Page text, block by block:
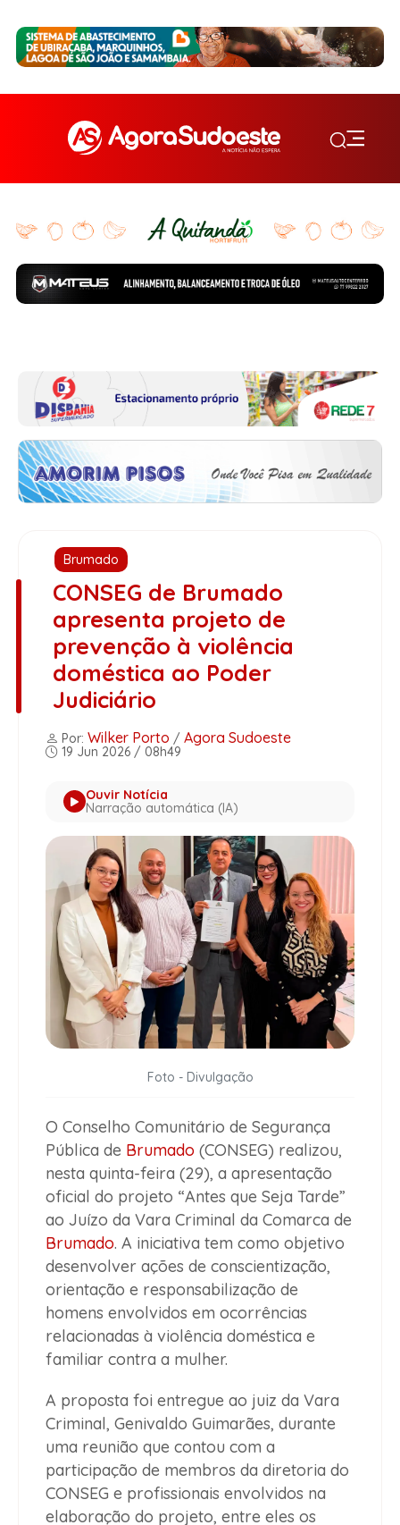
Brumado
CONSEG de Brumado
apresenta projeto de
prevenção à violência
doméstica ao Poder
Judiciário
Por: Wilker Porto / Agora Sudoeste
19 Jun 2026 / 08h49
Ouvir Notícia
Narração automática (IA)
Foto - Divulgação
O Conselho Comunitário de Segurança
Pública de Brumado (CONSEG) realizou,
nesta quinta-feira (29), a apresentação
oficial do projeto “Antes que Seja Tarde”
ao Juízo da Vara Criminal da Comarca de
Brumado. A iniciativa tem como objetivo
desenvolver ações de conscientização,
orientação e responsabilização de
homens envolvidos em ocorrências
relacionadas à violência doméstica e
familiar contra a mulher.
A proposta foi entregue ao juiz da Vara
Criminal, Genivaldo Guimarães, durante
uma reunião que contou com a
participação de membros da diretoria do
CONSEG e profissionais envolvidos na
elaboração do projeto, entre eles os